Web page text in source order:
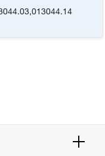
,013044.14